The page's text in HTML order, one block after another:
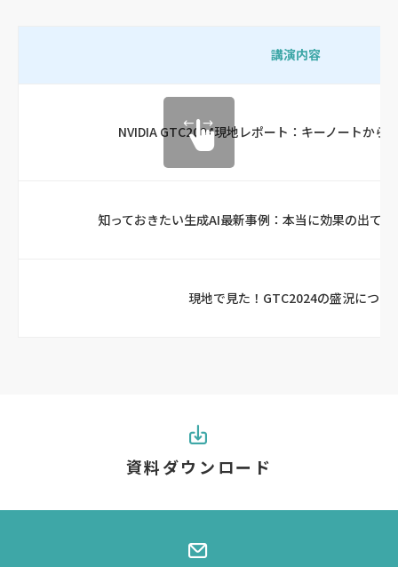
講演内容
NVIDIA GTC2024現地レポート：キーノートから
知っておきたい生成AI最新事例：本当に効果の出て
現地で見た！GTC2024の盛況につい
資料ダウンロード